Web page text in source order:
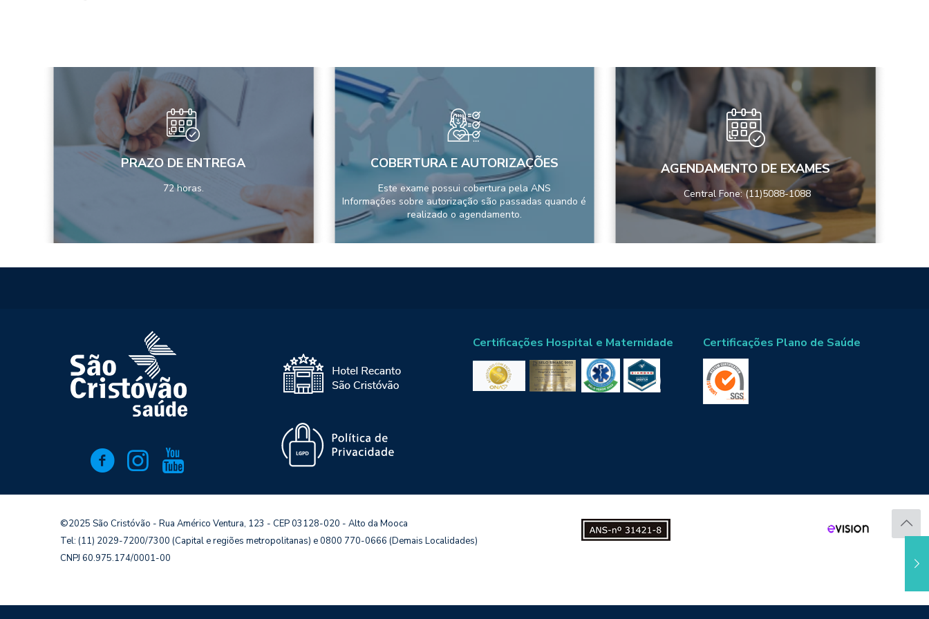
PRAZO DE ENTREGA
72 horas.
COBERTURA E AUTORIZAÇÕES
Este exame possui cobertura pela ANS
Informações sobre autorização são passadas quando é
realizado o agendamento.
AGENDAMENTO DE EXAMES
Central Fone: (11)5088-1088
Certificações Hospital e Maternidade Certificações Plano de Saúde
©2025 São Cristóvão - Rua Américo Ventura, 123 - CEP 03128-020 - Alto da Mooca
Tel: (11) 2029-7200/7300 (Capital e regiões metropolitanas) e 0800 770-0666 (Demais Localidades)
CNPJ 60.975.174/0001-00